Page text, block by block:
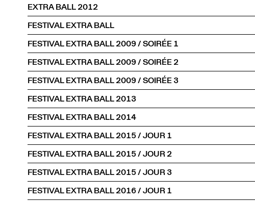
EXTRA BALL 2012
FESTIVAL EXTRA BALL
FESTIVAL EXTRA BALL 2009 / SOIRÉE 1
FESTIVAL EXTRA BALL 2009 / SOIRÉE 2
FESTIVAL EXTRA BALL 2009 / SOIRÉE 3
FESTIVAL EXTRA BALL 2013
FESTIVAL EXTRA BALL 2014
FESTIVAL EXTRA BALL 2015 / JOUR 1
FESTIVAL EXTRA BALL 2015 / JOUR 2
FESTIVAL EXTRA BALL 2015 / JOUR 3
FESTIVAL EXTRA BALL 2016 / JOUR 1